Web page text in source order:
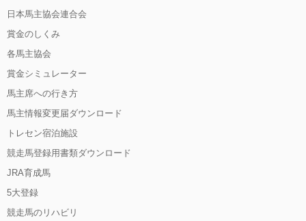
日本馬主協会連合会
賞金のしくみ
各馬主協会
賞金シミュレーター
馬主席への行き方
馬主情報変更届ダウンロード
トレセン宿泊施設
競走馬登録用書類ダウンロード
JRA育成馬
5大登録
競走馬のリハビリ